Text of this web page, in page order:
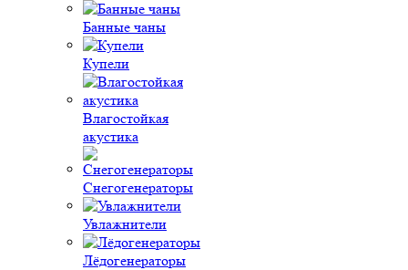
Банные чаны
Купели
Влагостойкая
акустика
Снегогенераторы
Увлажнители
Лёдогенераторы